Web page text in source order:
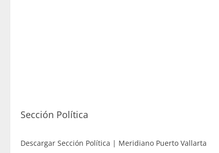
Sección Política
Descargar Sección Política | Meridiano Puerto Vallarta